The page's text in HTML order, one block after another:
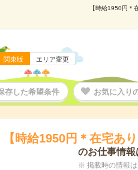
【時給1950円＊
関東版 エリア変更
存した希望条件 お気に入り
【時給1950円＊在宅あ
のお仕事情報
※ 掲載時の情報は